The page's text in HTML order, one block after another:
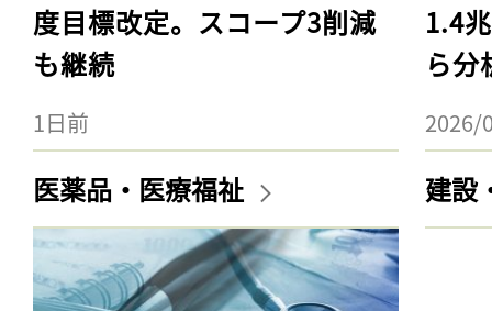
度目標改定。スコープ3削減
も継続
1日前
1.4
ら分
2026/
医薬品・医療福祉 建設